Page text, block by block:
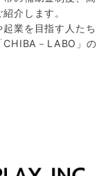
介します。
業を目指す人たち
CHIBA－LABO」の